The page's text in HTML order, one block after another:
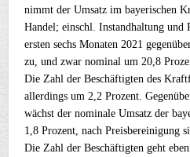
nimmt der Umsatz im bayerischen
Handel; einschl. Instandhaltung
ersten sechs Monaten 2021
zu, und zwar nominal um 20,8
Die Zahl der Beschäftigten des
allerdings um 2,2 Prozent.
wächst der nominale Umsatz der
1,8 Prozent, nach Preisbereinigung
Die Zahl der Beschäftigten geht